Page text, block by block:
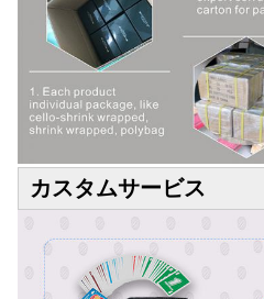
カスタムサービス